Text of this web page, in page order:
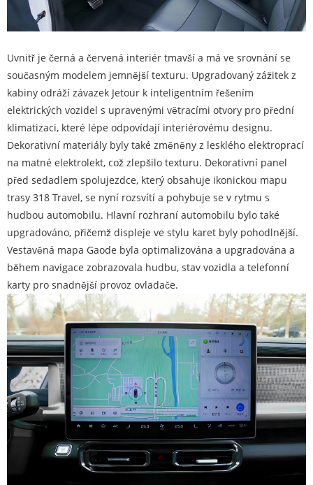
Uvnitř je černá a červená interiér tmavší a má ve srovnání se
současným modelem jemnější texturu. Upgradovaný zážitek z
kabiny odráží závazek Jetour k inteligentním řešením
elektrických vozidel s upravenými větracími otvory pro přední
klimatizaci, které lépe odpovídají interiérovému designu.
Dekorativní materiály byly také změněny z lesklého elektroprací
na matné elektrolekt, což zlepšilo texturu. Dekorativní panel
před sedadlem spolujezdce, který obsahuje ikonickou mapu
trasy 318 Travel, se nyní rozsvítí a pohybuje se v rytmu s
hudbou automobilu. Hlavní rozhraní automobilu bylo také
upgradováno, přičemž displeje ve stylu karet byly pohodlnější.
Vestavěná mapa Gaode byla optimalizována a upgradována a
během navigace zobrazovala hudbu, stav vozidla a telefonní
karty pro snadnější provoz ovladače.